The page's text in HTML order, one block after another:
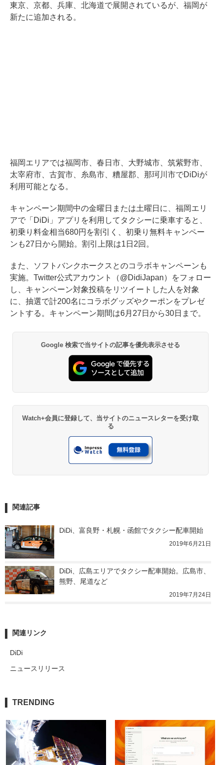
東京、京都、兵庫、北海道で展開されているが、福岡が
新たに追加される。
福岡エリアでは福岡市、春日市、大野城市、筑紫野市、
太宰府市、古賀市、糸島市、糟屋郡、那珂川市でDiDiが
利用可能となる。
キャンペーン期間中の金曜日または土曜日に、福岡エリ
アで「DiDi」アプリを利用してタクシーに乗車すると、
初乗り料金相当680円を割引く、初乗り無料キャンペー
ンも27日から開始。割引上限は1日2回。
また、ソフトバンクホークスとのコラボキャンペーンも
実施。Twitter公式アカウント（@DidiJapan）をフォロー
し、キャンペーン対象投稿をリツイートした人を対象
に、抽選で計200名にコラボグッズやクーポンをプレゼ
ントする。キャンペーン期間は6月27日から30日まで。
Google 検索で当サイトの記事を優先表示させる
Watch+会員に登録して、当サイトのニュースレターを受け取
る
関連記事
DiDi、富良野・札幌・函館でタクシー配車開始
2019年6月21日
DiDi、広島エリアでタクシー配車開始。広島市、
熊野、尾道など
2019年7月24日
関連リンク
DiDi
ニュースリリース
TRENDING